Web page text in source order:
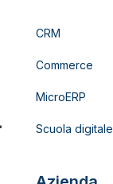
CRM
Commerce
MicroERP
Scuola digitale